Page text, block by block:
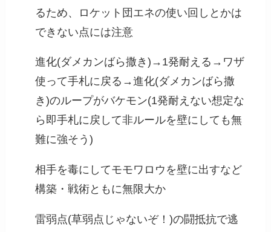
るため、ロケット団エネの使い回しとかは
できない点には注意
進化(ダメカンばら撒き)→1発耐える→ワザ
使って手札に戻る→進化(ダメカンばら撒
き)のループがバケモン(1発耐えない想定な
ら即手札に戻して非ルールを壁にしても無
難に強そう)
相手を毒にしてモモワロウを壁に出すなど
構築・戦術ともに無限大か
雷弱点(草弱点じゃないぞ！)の闘抵抗で逃